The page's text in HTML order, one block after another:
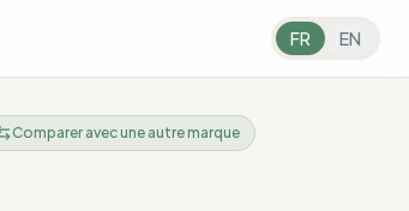
FR EN
Comparer avec une autre marque